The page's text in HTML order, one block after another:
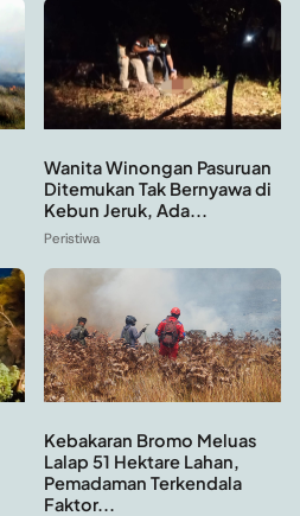
Wanita Winongan Pasuruan
Ditemukan Tak Bernyawa di
Kebun Jeruk, Ada...
Peristiwa
Kebakaran Bromo Meluas
Lalap 51 Hektare Lahan,
Pemadaman Terkendala
Faktor...